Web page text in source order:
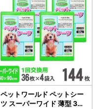
ペットワールド ペットシー
ツ スーパーワイド 薄型 36